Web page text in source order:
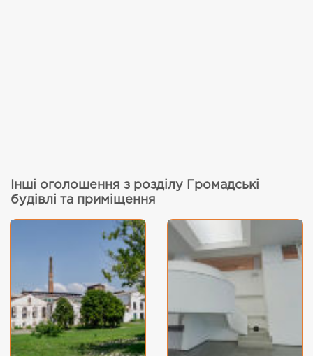
Інші оголошення з розділу Громадські
будівлі та приміщення